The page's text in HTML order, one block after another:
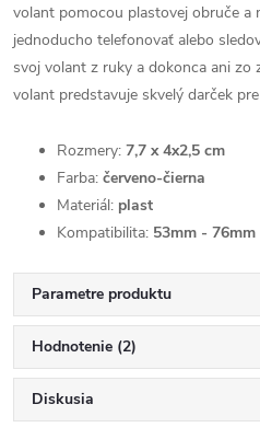
volant pomocou plastovej obruče a
jednoducho telefonovať alebo
svoj volant z ruky a dokonca ani zo
volant predstavuje skvelý darček
Rozmery: 7,7 x 4x2,5 cm
Farba: červeno-čierna
Materiál: plast
Kompatibilita: 53mm - 76mm
Parametre produktu
Hodnotenie (2)
Diskusia